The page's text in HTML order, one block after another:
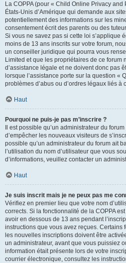
La COPPA (pour « Child Online Privacy
États-Unis d’Amérique qui demande aux
potentiellement des informations sur les
consentement écrit des parents ou des
Si vous ne savez pas si cette loi s’applique
moins de 13 ans inscrits sur votre forum,
un conseiller juridique qui pourra vous
Limited et que les propriétaires de ce forum
d’assistance légale et ne doivent donc pas
lorsque l’assistance porte sur la question «
problèmes d’abus ou d’ordres légaux liés à
Haut
Pourquoi ne puis-je pas m’inscrire ?
Il est possible qu’un administrateur du
d’empêcher les nouveaux visiteurs de
possible qu’un administrateur du forum ait
l’utilisation du nom d’utilisateur que vous
d’informations, veuillez contacter un
Haut
Je suis inscrit mais je ne peux pas me
Vérifiez en premier lieu que votre nom
corrects. Si la fonctionnalité de la COPPA
avoir en dessous de 13 ans pendant
instructions que vous avez reçues. Certains
les nouvelles inscriptions doivent être
un administrateur, avant que vous puissiez
information était présente lors de votre
courrier électronique, consultez les